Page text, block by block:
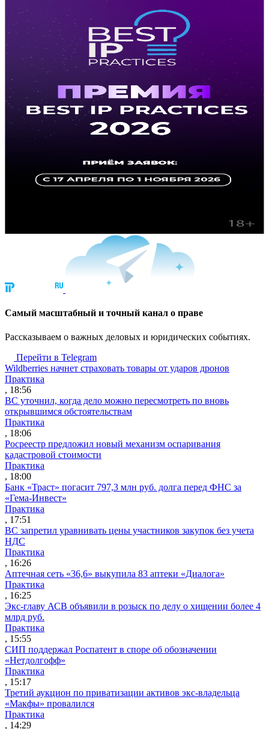
Cамый масштабный и точный канал о праве
Рассказываем о важных деловых и юридических событиях.
Перейти в Telegram
Wildberries начнет страховать товары от ударов дронов
Практика
, 18:56
ВС уточнил, когда дело можно пересмотреть по вновь
открывшимся обстоятельствам
Практика
, 18:06
Росреестр предложил новый механизм оспаривания
кадастровой стоимости
Практика
, 18:00
Банк «Траст» погасит 797,3 млн руб. долга перед ФНС за
«Гема-Инвест»
Практика
, 17:51
ВС запретил уравнивать цены участников закупок без учета
НДС
Практика
, 16:26
Аптечная сеть «36,6» выкупила 83 аптеки «Диалога»
Практика
, 16:25
Экс-главу АСВ объявили в розыск по делу о хищении более 4
млрд руб.
Практика
, 15:55
СИП поддержал Роспатент в споре об обозначении
«Нетдолгофф»
Практика
, 15:17
Третий аукцион по приватизации активов экс-владельца
«Макфы» провалился
Практика
, 14:29